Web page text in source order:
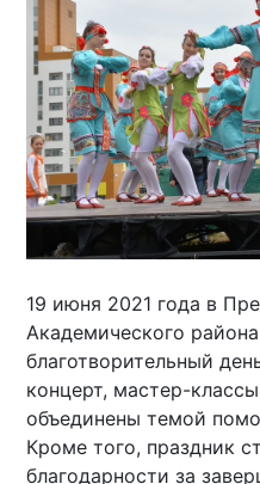
19 июня 2021 года в
Академического
благотворительный
концерт, мастер-
объединены темой
Кроме того, праздник
благодарности за